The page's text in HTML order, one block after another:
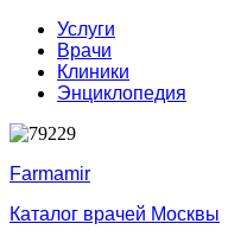
Услуги
Врачи
Клиники
Энциклопедия
Farmamir
Каталог врачей Москвы